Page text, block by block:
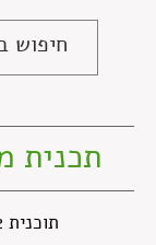
תכנית
תוכנית